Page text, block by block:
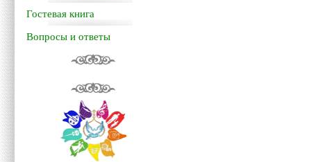
Гостевая книга
Вопросы и ответы